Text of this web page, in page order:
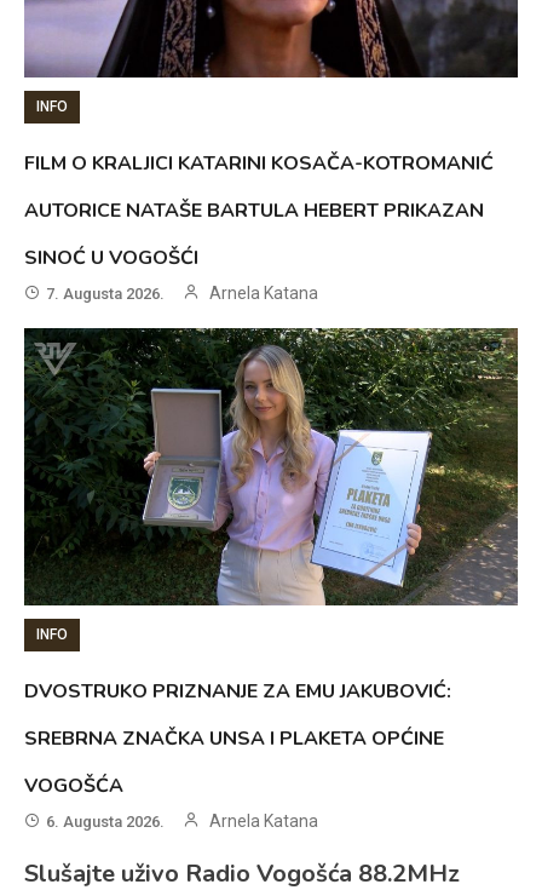
INFO
FILM O KRALJICI KATARINI KOSAČA-KOTROMANIĆ
AUTORICE NATAŠE BARTULA HEBERT PRIKAZAN
SINOĆ U VOGOŠĆI
7. Augusta 2026. Arnela Katana
INFO
DVOSTRUKO PRIZNANJE ZA EMU JAKUBOVIĆ:
SREBRNA ZNAČKA UNSA I PLAKETA OPĆINE
VOGOŠĆA
6. Augusta 2026. Arnela Katana
Slušajte uživo Radio Vogošća 88.2MHz